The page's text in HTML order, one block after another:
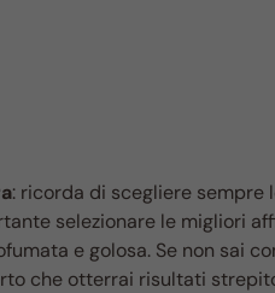
: ricorda di scegliere sempre
selezionare le migliori
e golosa. Se non sai
che otterrai risultati